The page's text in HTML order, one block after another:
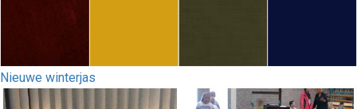
Nieuwe winterjas